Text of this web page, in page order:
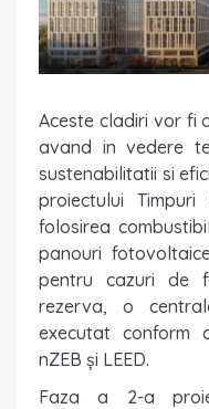
Aceste cladiri vor fi
avand in vedere
sustenabilitatii si
proiectului
folosirea
panouri
pentru cazuri de
rezerva, o
executat conform
nZEB și LEED.
Faza a 2-a